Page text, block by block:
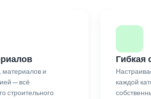
материалов и
— всё
строительного
Гибкая
каждой